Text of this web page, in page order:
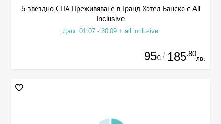
5-звездно СПА Преживяване в Гранд Хотел Банско с All
Inclusive
Дата: 01.07 - 30.09 + all inclusive
95€ / 185.80
лв.